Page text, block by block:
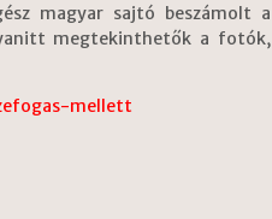
magyar sajtó beszámolt a
megtekinthetők a fotók,
mellett